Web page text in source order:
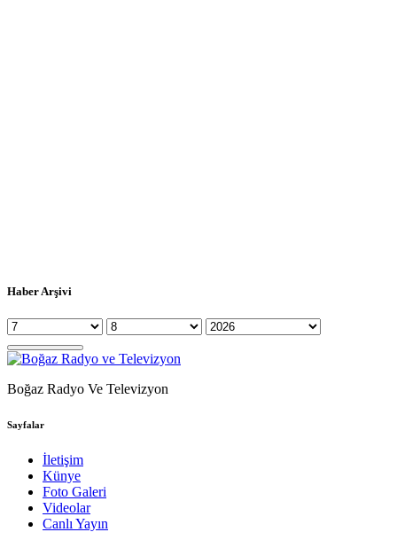
Haber Arşivi
Boğaz Radyo Ve Televizyon
Sayfalar
İletişim
Künye
Foto Galeri
Videolar
Canlı Yayın